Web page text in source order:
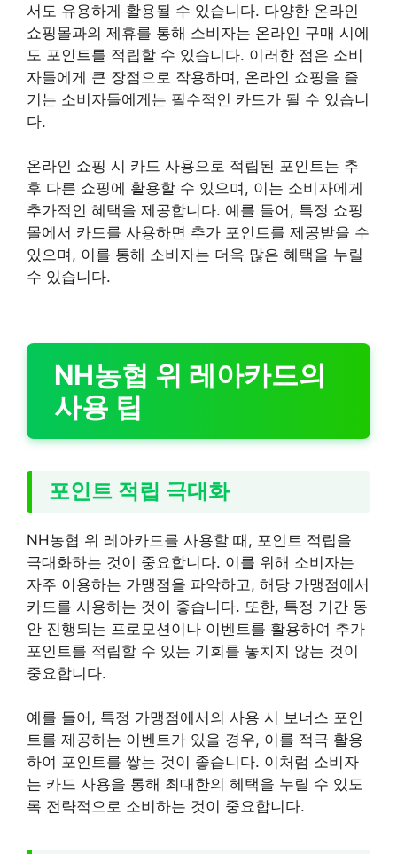
서도 유용하게 활용될 수 있습니다. 다양한 온라인
쇼핑몰과의 제휴를 통해 소비자는 온라인 구매 시에
도 포인트를 적립할 수 있습니다. 이러한 점은 소비
자들에게 큰 장점으로 작용하며, 온라인 쇼핑을 즐
기는 소비자들에게는 필수적인 카드가 될 수 있습니
다.
온라인 쇼핑 시 카드 사용으로 적립된 포인트는 추
후 다른 쇼핑에 활용할 수 있으며, 이는 소비자에게
추가적인 혜택을 제공합니다. 예를 들어, 특정 쇼핑
몰에서 카드를 사용하면 추가 포인트를 제공받을 수
있으며, 이를 통해 소비자는 더욱 많은 혜택을 누릴
수 있습니다.
NH농협 위 레아카드의
사용 팁
포인트 적립 극대화
NH농협 위 레아카드를 사용할 때, 포인트 적립을
극대화하는 것이 중요합니다. 이를 위해 소비자는
자주 이용하는 가맹점을 파악하고, 해당 가맹점에서
카드를 사용하는 것이 좋습니다. 또한, 특정 기간 동
안 진행되는 프로모션이나 이벤트를 활용하여 추가
포인트를 적립할 수 있는 기회를 놓치지 않는 것이
중요합니다.
예를 들어, 특정 가맹점에서의 사용 시 보너스 포인
트를 제공하는 이벤트가 있을 경우, 이를 적극 활용
하여 포인트를 쌓는 것이 좋습니다. 이처럼 소비자
는 카드 사용을 통해 최대한의 혜택을 누릴 수 있도
록 전략적으로 소비하는 것이 중요합니다.